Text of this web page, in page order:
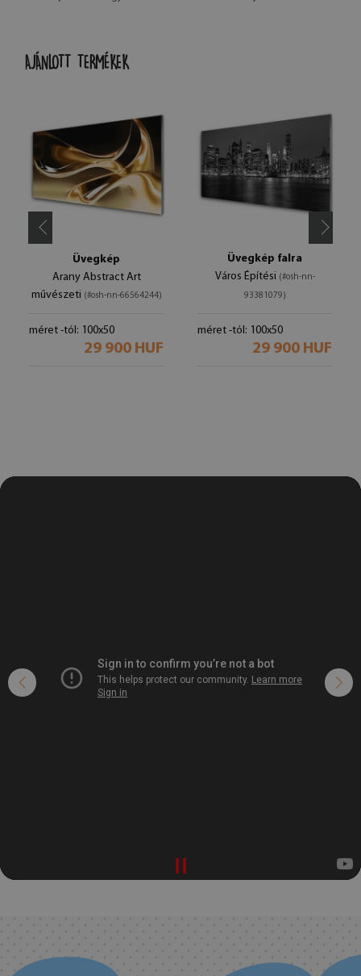
AJÁNLOTT TERMÉKEK
Üvegkép
Arany Abstract Art
művészeti (#osh-nn-66564244)
méret -tól: 100x50
29 900 HUF
Üvegkép falra
Város Építési (#osh-nn-
93381079)
méret -tól: 100x50
29 900 HUF